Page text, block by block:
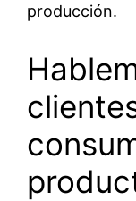
producción.